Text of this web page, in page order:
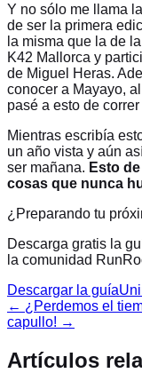
Y no sólo me llama
de ser la primera
la misma que la de
K42 Mallorca y
de Miguel Heras.
conocer a Mayayo,
pasé a esto de
Mientras escribía
un año vista y aún
ser mañana. Esto
cosas que nunca
¿Preparando tu
Descarga gratis la
la comunidad
Descargar la guía
← ¿Perdemos el
capullo! →
Artículos